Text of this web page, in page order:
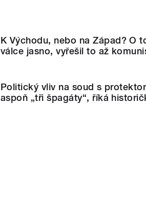
K Východu, nebo na Západ? O
válce jasno, vyřešil to až
Politický vliv na soud s
aspoň „tři špagáty“, říká